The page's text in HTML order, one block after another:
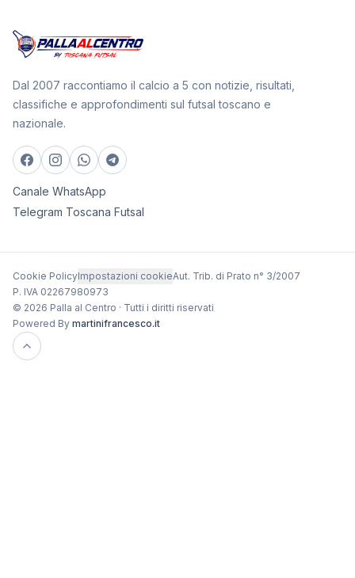
Dal 2007 raccontiamo il calcio a 5 con notizie, risultati,
classifiche e approfondimenti sul futsal toscano e
nazionale.
Canale WhatsApp
Telegram Toscana Futsal
Cookie PolicyImpostazioni cookieAut. Trib. di Prato n° 3/2007
P. IVA 02267980973
© 2026 Palla al Centro · Tutti i diritti riservati
Powered By martinifrancesco.it